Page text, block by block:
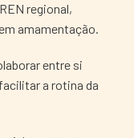
regional,
amamentação.
entre si
a rotina da